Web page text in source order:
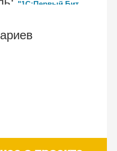
"1С:Первый Бит,